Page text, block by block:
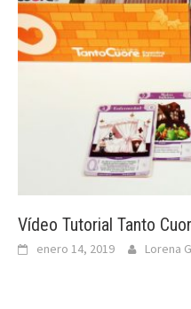
Vídeo Tutorial Tanto
enero 14, 2019 Lorena